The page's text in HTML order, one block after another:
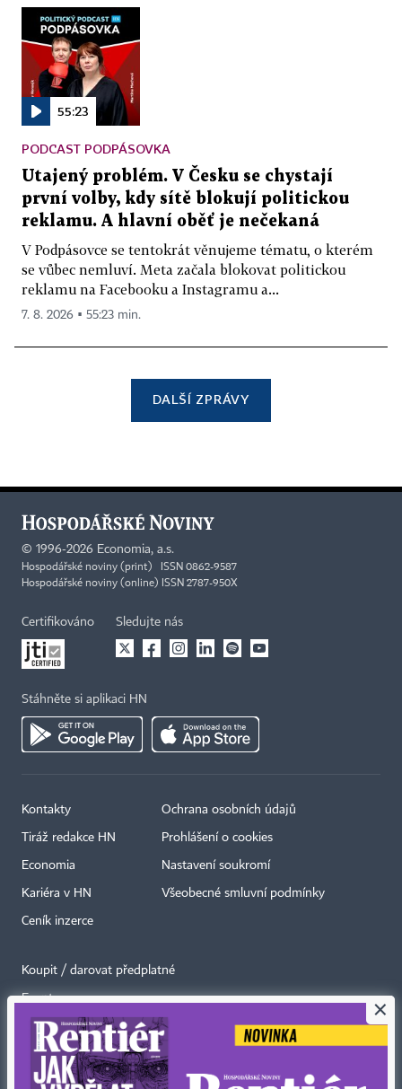
55:23
PODCAST PODPÁSOVKA
Utajený problém. V Česku se chystají
první volby, kdy sítě blokují politickou
reklamu. A hlavní oběť je nečekaná
V Podpásovce se tentokrát věnujeme tématu, o kterém
se vůbec nemluví. Meta začala blokovat politickou
reklamu na Facebooku a Instagramu a...
7. 8. 2026 ▪ 55:23 min.
DALŠÍ ZPRÁVY
© 1996-2026 Economia, a.s.
Hospodářské noviny (print) ISSN 0862-9587
Hospodářské noviny (online) ISSN 2787-950X
Certifikováno Sledujte nás
Stáhněte si aplikaci HN
Kontakty
Tiráž redakce HN
Economia
Kariéra v HN
Ceník inzerce
Ochrana osobních údajů
Prohlášení o cookies
Nastavení soukromí
Všeobecné smluvní podmínky
Koupit / darovat předplatné
Eventy
Newslettery
RSS kanály
×